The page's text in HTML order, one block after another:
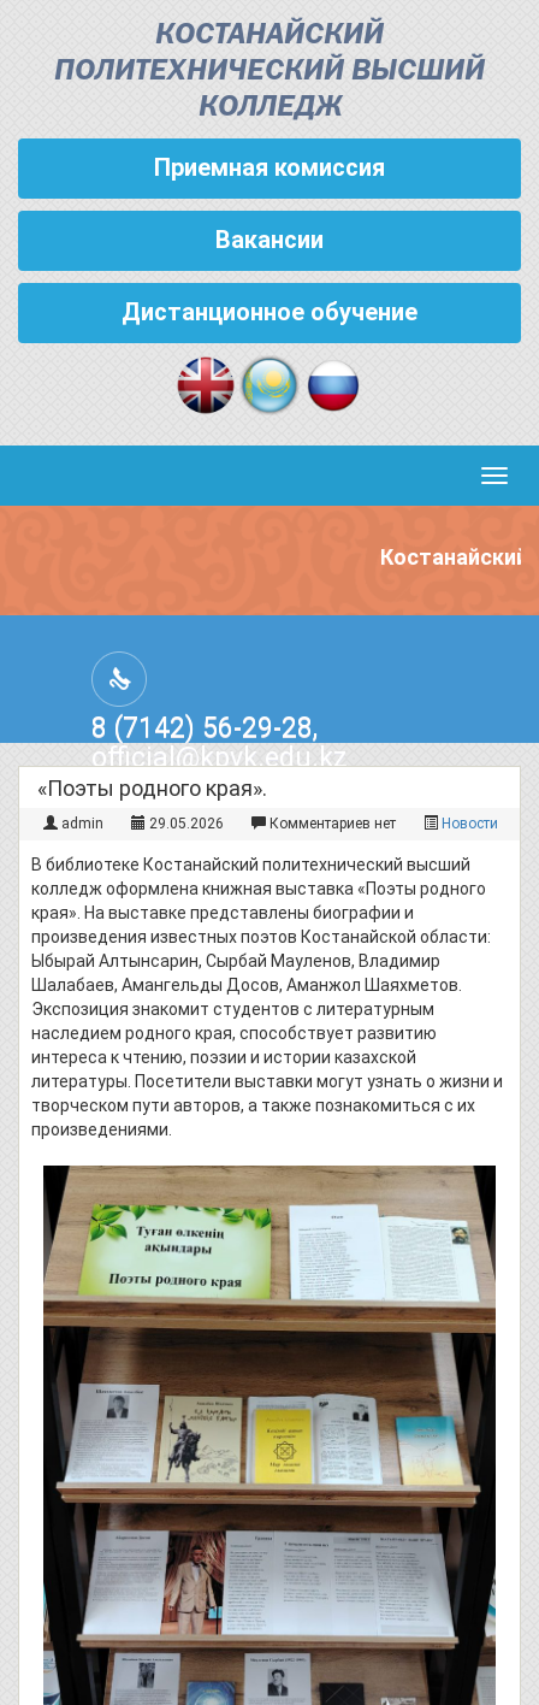
КОСТАНАЙСКИЙ
ПОЛИТЕХНИЧЕСКИЙ ВЫСШИЙ
КОЛЛЕДЖ
Приемная комиссия
Вакансии
Дистанционное обучение
Костанайский
8 (7142) 56-29-28,
official@kpvk.edu.kz
г.Костанай, Проспект Кобыланды
Батыра, 3
«Поэты родного края».
admin 29.05.2026 Комментариев нет Новости
В библиотеке Костанайский политехнический высший
колледж оформлена книжная выставка «Поэты родного
края». На выставке представлены биографии и
произведения известных поэтов Костанайской области:
Ыбырай Алтынсарин, Сырбай Мауленов, Владимир
Шалабаев, Амангельды Досов, Аманжол Шаяхметов.
Экспозиция знакомит студентов с литературным
наследием родного края, способствует развитию
интереса к чтению, поэзии и истории казахской
литературы. Посетители выставки могут узнать о жизни и
творческом пути авторов, а также познакомиться с их
произведениями.